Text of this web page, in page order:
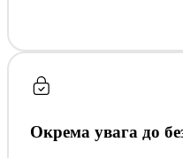
Окрема увага до